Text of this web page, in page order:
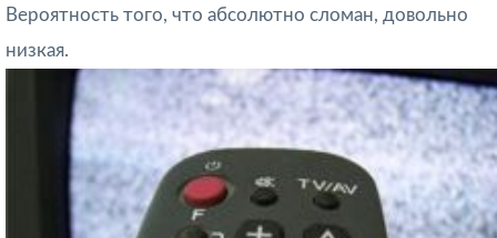
Вероятность того, что абсолютно сломан, довольно
низкая.